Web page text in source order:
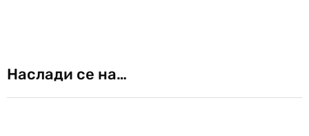
Наслади се на…